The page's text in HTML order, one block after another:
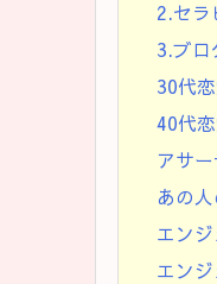
2.セラ
3.ブロ
30代
40代
アサ
あの
エン
エン